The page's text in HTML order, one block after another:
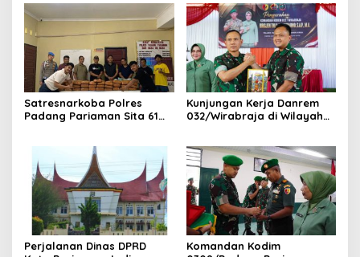
Satresnarkoba Polres
Padang Pariaman Sita 61
Kunjungan Kerja Danrem
032/Wirabraja di Wilayah
Perjalanan Dinas DPRD
Komandan Kodim